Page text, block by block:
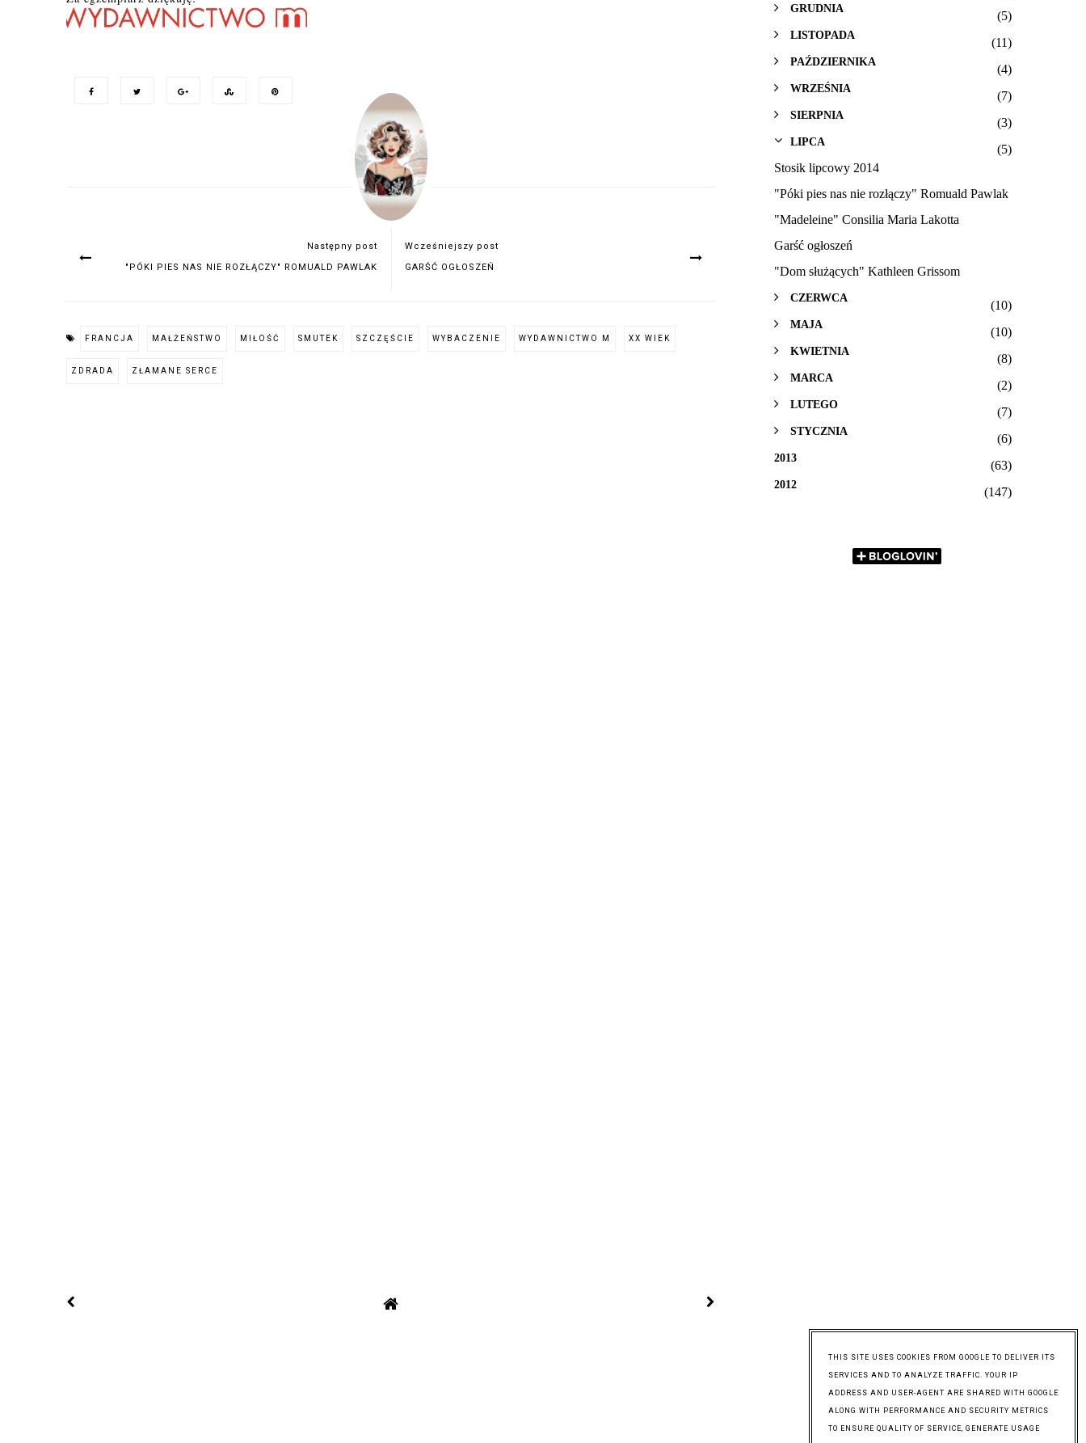
Następny post
"PÓKI PIES NAS NIE ROZŁĄCZY" ROMUALD PAWLAK
Wcześniejszy post
GARŚĆ OGŁOSZEŃ
FRANCJA MAŁŻEŃSTWO MIŁOŚĆ SMUTEK SZCZĘŚCIE WYBACZENIE WYDAWNICTWO M XX WIEK
ZDRADA ZŁAMANE SERCE
GRUDNIA
(5)
LISTOPADA
(11)
PAŹDZIERNIKA
(4)
WRZEŚNIA
(7)
SIERPNIA
(3)
LIPCA
(5)
Stosik lipcowy 2014
"Póki pies nas nie rozłączy" Romuald Pawlak
"Madeleine" Consilia Maria Lakotta
Garść ogłoszeń
"Dom służących" Kathleen Grissom
CZERWCA
(10)
MAJA
(10)
KWIETNIA
(8)
MARCA
(2)
LUTEGO
(7)
STYCZNIA
(6)
2013
(63)
2012
(147)
THIS SITE USES COOKIES FROM GOOGLE TO DELIVER ITS
SERVICES AND TO ANALYZE TRAFFIC. YOUR IP
ADDRESS AND USER-AGENT ARE SHARED WITH GOOGLE
ALONG WITH PERFORMANCE AND SECURITY METRICS
TO ENSURE QUALITY OF SERVICE, GENERATE USAGE